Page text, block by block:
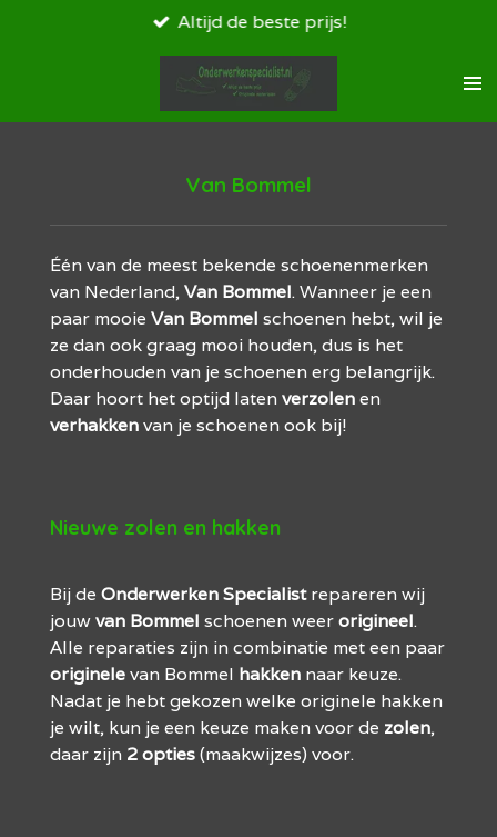
Altijd de beste prijs!
Van Bommel
Één van de meest bekende schoenenmerken
van Nederland,Van Bommel.Wanneer je een
paar mooie Van Bommel schoenen hebt, wil je
ze dan ook graag mooi houden, dus is het
onderhouden van je schoenen erg belangrijk.
Daar hoort het optijd laten verzolenen
verhakkenvan je schoenen ook bij!
Nieuwe zolen en hakken
Bij de Onderwerken Specialistrepareren wij
jouwvan Bommel schoenen weerorigineel.
Alle reparaties zijn in combinatie met een paar
originelevan Bommel hakkennaar keuze.
Nadat je hebt gekozen welke originele hakken
je wilt, kun je een keuze maken voor de zolen,
daar zijn 2 opties(maakwijzes) voor.